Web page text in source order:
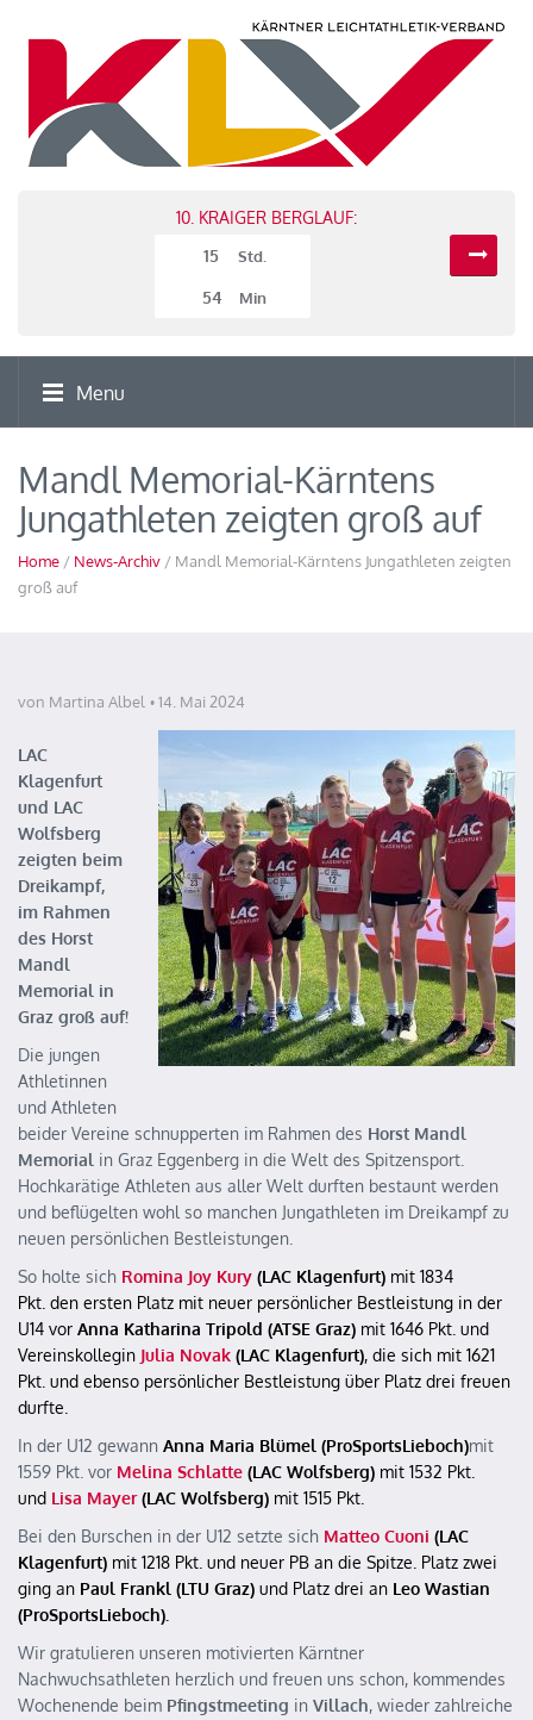
10. KRAIGER BERGLAUF:
15
Std.
54 Min
Menu
Mandl Memorial-Kärntens
Jungathleten zeigten groß auf
Home / News-Archiv / Mandl Memorial-Kärntens Jungathleten zeigten
groß auf
von Martina Albel 14. Mai 2024
LAC
Klagenfurt
und LAC
Wolfsberg
zeigten beim
Dreikampf,
im Rahmen
des Horst
Mandl
Memorial in
Graz groß auf!
Die jungen
Athletinnen
und Athleten
beider Vereine schnupperten im Rahmen des Horst Mandl
Memorial in Graz Eggenberg in die Welt des Spitzensport.
Hochkarätige Athleten aus aller Welt durften bestaunt werden
und beflügelten wohl so manchen Jungathleten im Dreikampf zu
neuen persönlichen Bestleistungen.
So holte sich Romina Joy Kury (LAC Klagenfurt) mit 1834
Pkt. den ersten Platz mit neuer persönlicher Bestleistung in der
U14 vor Anna Katharina Tripold (ATSE Graz) mit 1646 Pkt. und
Vereinskollegin Julia Novak (LAC Klagenfurt), die sich mit 1621
Pkt. und ebenso persönlicher Bestleistung über Platz drei freuen
durfte.
In der U12 gewann Anna Maria Blümel (ProSportsLieboch)mit
1559 Pkt. vor Melina Schlatte (LAC Wolfsberg) mit 1532 Pkt.
und Lisa Mayer(LAC Wolfsberg) mit 1515 Pkt.
Bei den Burschen in der U12 setzte sich Matteo Cuoni (LAC
Klagenfurt) mit 1218 Pkt. und neuer PB an die Spitze. Platz zwei
ging an Paul Frankl (LTU Graz) und Platz drei an Leo Wastian
(ProSportsLieboch).
Wir gratulieren unseren motivierten Kärntner
Nachwuchsathleten herzlich und freuen uns schon, kommendes
Wochenende beim Pfingstmeeting in Villach, wieder zahlreiche